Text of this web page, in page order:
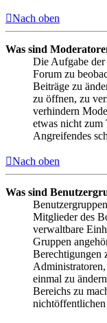
Nach oben
Was sind
Die Aufgabe der
Forum zu
Beiträge zu
zu öffnen, zu
verhindern
etwas nicht zum
Angreifendes
Nach oben
Was sind
Mitglieder des
verwaltbare
Gruppen
Berechtigungen
einmal zu
Bereichs zu